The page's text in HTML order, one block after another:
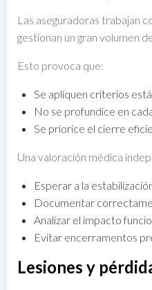
Las aseguradoras trabajan
gestionan un gran volumen
Esto provoca que:
Se apliquen criterios
No se profundice en
Se priorice el cierre
Una valoración médica
Esperar a la
Documentar
Analizar el impacto
Evitar encerramentos
Lesiones y